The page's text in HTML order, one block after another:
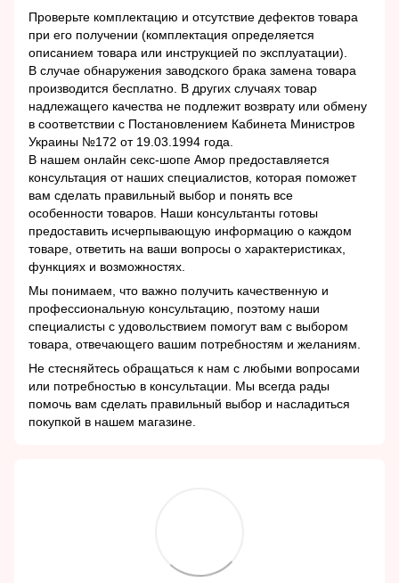
Проверьте комплектацию и отсутствие дефектов товара
при его получении (комплектация определяется
описанием товара или инструкцией по эксплуатации).
В случае обнаружения заводского брака замена товара
производится бесплатно. В других случаях товар
надлежащего качества не подлежит возврату или обмену
в соответствии с Постановлением Кабинета Министров
Украины №172 от 19.03.1994 года.
В нашем онлайн секс-шопе Амор предоставляется
консультация от наших специалистов, которая поможет
вам сделать правильный выбор и понять все
особенности товаров. Наши консультанты готовы
предоставить исчерпывающую информацию о каждом
товаре, ответить на ваши вопросы о характеристиках,
функциях и возможностях.
Мы понимаем, что важно получить качественную и
профессиональную консультацию, поэтому наши
специалисты с удовольствием помогут вам с выбором
товара, отвечающего вашим потребностям и желаниям.
Не стесняйтесь обращаться к нам с любыми вопросами
или потребностью в консультации. Мы всегда рады
помочь вам сделать правильный выбор и насладиться
покупкой в нашем магазине.